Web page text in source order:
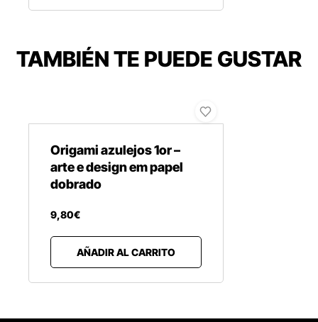
TAMBIÉN TE PUEDE GUSTAR
Origami azulejos 1or –
arte e design em papel
dobrado
9,80€
AÑADIR AL CARRITO